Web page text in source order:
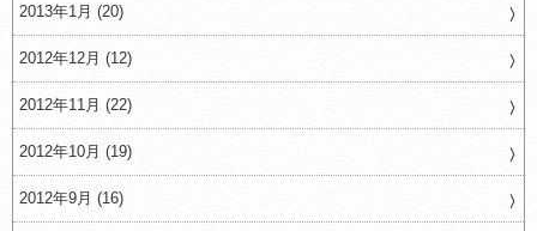
2013年1月 (20)
2012年12月 (12)
2012年11月 (22)
2012年10月 (19)
2012年9月 (16)